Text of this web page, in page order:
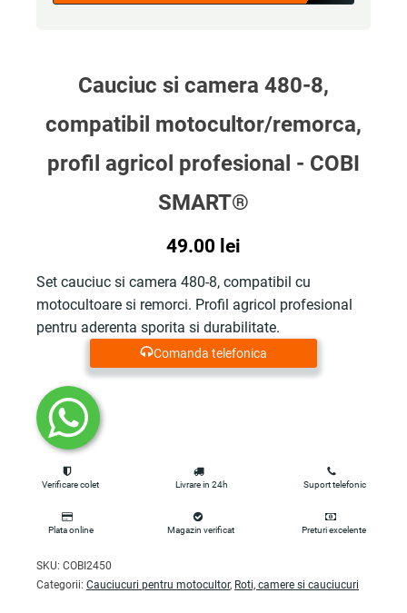
Cauciuc si camera 480-8,
compatibil motocultor/remorca,
profil agricol profesional - COBI
SMART®
49.00 lei
Set cauciuc si camera 480-8, compatibil cu
motocultoare si remorci. Profil agricol profesional
pentru aderenta sporita si durabilitate.
Comanda telefonica
Verificare colet Livrare in 24h Suport telefonic
Plata online Magazin verificat Preturi excelente
SKU: COBI2450
Categorii: Cauciucuri pentru motocultor, Roti, camere si cauciucuri